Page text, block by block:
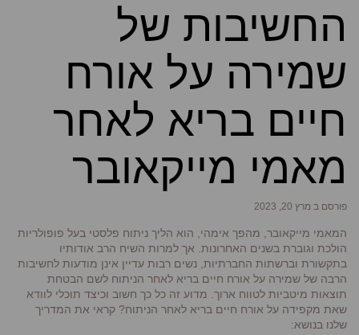
החשיבות של
שמירה על אורח
חיים בריא לאחר
מאמי מייקאובר
פורסם ב מרץ 20, 2023
המאמי מייקאובר, מהפך אימהי, הוא הליך ניתוח פלסטי בעל פופולריות
הולכת וגוברת בשנים האחרונות. אך למרות השיח הרב אודותיו
בתקשורת וברשתות החברתיות, נשים רבות עדיין אינן מודעות לחשיבות
הרבה של שמירה על אורח חיים בריא לאחר הניתוח לשם הבטחת
תוצאות מיטביות לטווח ארוך. מדוע זה כל כך חשוב וכיצד תוכלי לוודא
שאת מקפידה על אורח חיים בריא לאחר הניתוח? קראי את המדריך
שלנו בנושא: